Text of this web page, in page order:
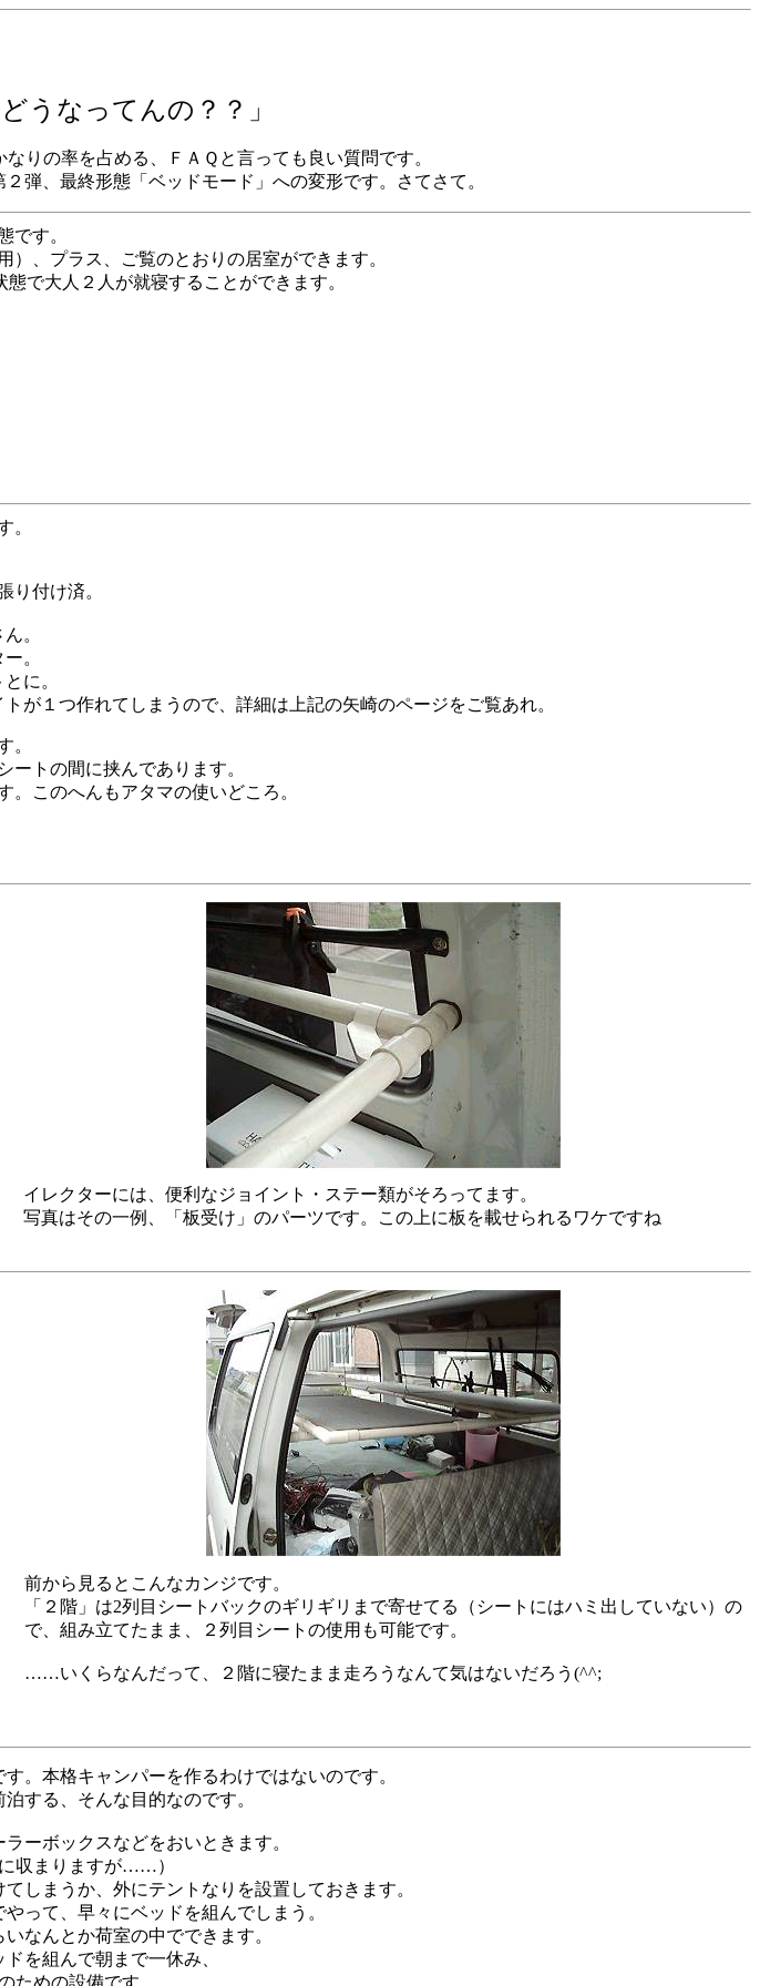
うなってんの？？」
りの率を占める、ＦＡＱと言っても良い質問です。
弾、最終形態「ベッドモード」への変形です。さてさて。
です。
、プラス、ご覧のとおりの居室ができます。
で大人２人が就寝することができます。
。
り付け済。
。
。
に。
が１つ作れてしまうので、詳細は上記の矢崎のページをご覧あれ。
。
ートの間に挟んであります。
このへんもアタマの使いどころ。
イレクターには、便利なジョイント・ステー類がそろってます。
写真はその一例、「板受け」のパーツです。この上に板を載せられるワケですね
前から見るとこんなカンジです。
「２階」は2列目シートバックのギリギリまで寄せてる（シートにはハミ出していない）の
で、組み立てたまま、２列目シートの使用も可能です。
……いくらなんだって、２階に寝たまま走ろうなんて気はないだろう(^^;
。本格キャンパーを作るわけではないのです。
する、そんな目的なのです。
ーボックスなどをおいときます。
収まりますが……）
しまうか、外にテントなりを設置しておきます。
って、早々にベッドを組んでしまう。
なんとか荷室の中でできます。
を組んで朝まで一休み、
ための設備です。